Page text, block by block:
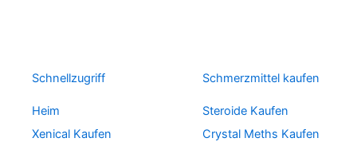
Schnellzugriff
Heim
Xenical Kaufen
Schmerzmittel kaufen
Steroide Kaufen
Crystal Meths Kaufen